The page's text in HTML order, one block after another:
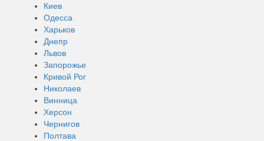
Киев
Одесса
Харьков
Днепр
Львов
Запорожье
Кривой Рог
Николаев
Винница
Херсон
Чернигов
Полтава